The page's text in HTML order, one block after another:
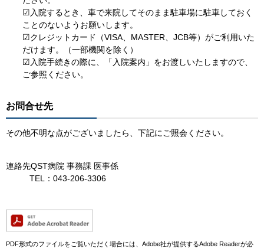
☑入院するとき、車で来院してそのまま駐車場に駐車しておく
ことのないようお願いします。
☑クレジットカード（VISA、MASTER、JCB等）がご利用いた
だけます。（一部機関を除く）
☑入院手続きの際に、「入院案内」をお渡しいたしますので、
ご参照ください。
お問合せ先
その他不明な点がございましたら、下記にご照会ください。
連絡先QST病院 事務課 医事係
TEL：043-206-3306
PDF形式のファイルをご覧いただく場合には、Adobe社が提供するAdobe Readerが必